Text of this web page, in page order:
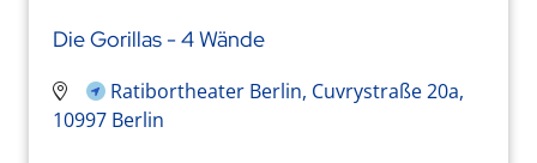
Die Gorillas - 4 Wände
Ratibortheater Berlin, Cuvrystraße 20a,
10997 Berlin